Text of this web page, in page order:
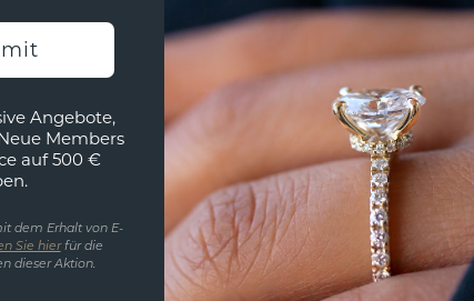
Anhänger Lavon OVL
Angebote,
Members
auf 500 €
dem Erhalt von E-
Sie hierfür die
dieser Aktion.